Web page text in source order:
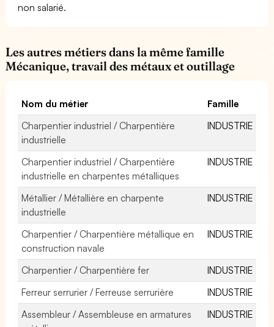
non salarié.
Les autres métiers dans la même famille
Mécanique, travail des métaux et outillage
Nom du métier
Famille
Charpentier industriel / Charpentière
industrielle
INDUSTRIE
Charpentier industriel / Charpentière
industrielle en charpentes métalliques
INDUSTRIE
Métallier / Métallière en charpente
industrielle
INDUSTRIE
Charpentier / Charpentière métallique en
construction navale
INDUSTRIE
Charpentier / Charpentière fer
INDUSTRIE
Ferreur serrurier / Ferreuse serrurière
INDUSTRIE
Assembleur / Assembleuse en armatures
INDUSTRIE